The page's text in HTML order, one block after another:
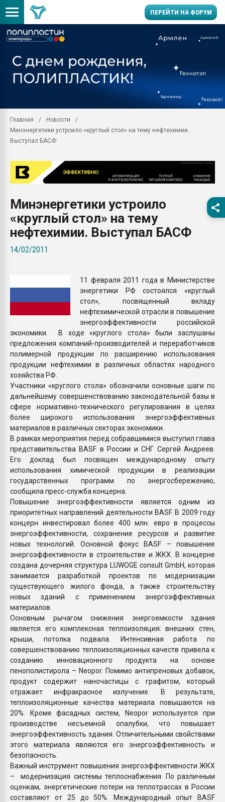
ПЕРЕЙТИ НА ФОРУМ
заводу пластмасс"
28.07.2026
первый план в
28.07.2026
ситуацией на
Всё, что касается
Главная
Новости
Минэнергетики устроило «круглый стол» на тему нефтехимии.
Выступал БАСФ
Минэнергетики устроило
«круглый стол» на тему
нефтехимии. Выступал БАСФ
14/02/2011
11 февраля 2011 года в Министерстве
энергетики РФ состоялся «круглый
стол», посвященный вкладу
нефтехимической отрасли в повышение
энергоэффективности российской
экономики. В ходе «круглого стола» были заслушаны
предложения компаний-производителей и переработчиков
полимерной продукции по расширению использования
продукции нефтехимии в различных областях народного
хозяйства РФ.
Участники «круглого стола» обозначили основные шаги по
дальнейшему совершенствованию законодательной базы в
сфере нормативно-технического регулирования в целях
более широкого использования энергоэффективных
материалов в различных секторах экономики.
В рамках мероприятия перед собравшимися выступил глава
представительства BASF в России и СНГ Сергей Андреев.
Его доклад был посвящен международному опыту
использования химической продукции в реализации
государственных программ по энергосбережению,
сообщила пресс-служба концерна.
Повышение энергоэффективности является одним из
приоритетных направлений деятельности BASF. В 2009 году
концерн инвестировал более 400 млн. евро в процессы
энергоэффективности, сохранение ресурсов и развитие
новых технологий. Основной фокус BASF – повышение
энергоэффективности в строительстве и ЖКХ. В концерне
создана дочерняя структура LUWOGE consult GmbH, которая
занимается разработкой проектов по модернизации
существующего жилого фонда, а также строительству
новых зданий с применением энергоэффективных
материалов.
Основным рычагом снижения энергоемкости здания
является его комплексная теплоизоляция: внешних стен,
крыши, потолка подвала. Интенсивная работа по
совершенствованию теплоизоляционных качеств привела к
созданию инновационного продукта на основе
пенополистирола – Neopor. Помимо антипреновых добавок,
продукт содержит наночастицы с графитом, который
отражает инфракрасное излучение. В результате,
теплоизоляционные качества материала повышаются на
20%. Кроме фасадных систем, Neopor используется при
производстве несъемной опалубки, что повышает
энергоэффективность здания. Отличительными свойствами
этого материала являются его энергоэффективность и
безопасность.
Важный инструмент повышения энергоэффективности ЖКХ
– модернизация системы теплоснабжения. По различным
оценкам, энергетические потери на теплотрассах в России
составляют от 25 до 50%. Международный опыт BASF